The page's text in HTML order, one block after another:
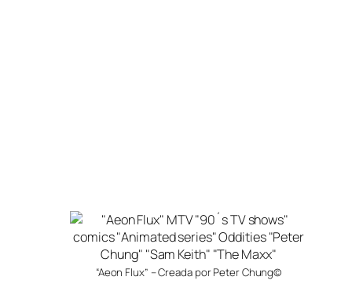
“Aeon Flux” – Creada por Peter Chung©